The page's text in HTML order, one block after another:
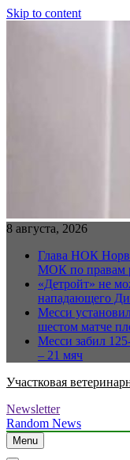
Skip to content
8 августа, 2026
Глава НОК
МОК по правам
«Детройт» не
нападающего
Месси
шестом матче
Месси забил
– 21 мяч
Участковая
Newsletter
Random News
Menu